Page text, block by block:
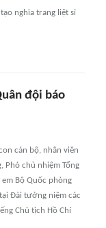
nghĩa trang liệt sĩ
đội báo
cán bộ, nhân viên
Phó chủ nhiệm Tổng
Bộ Quốc phòng
Đài tưởng niệm các
Chủ tịch Hồ Chí